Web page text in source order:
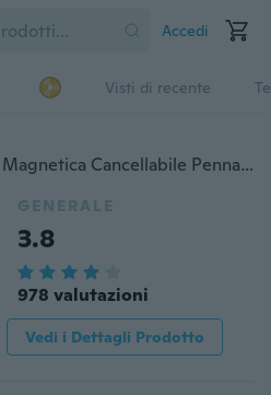
Accedi
Visti di recente
6 Pz/lotto Penna Lavagna Magnetica Cancellabile Pennarelli Lavagna Bianca Asciutta Magnete Incorporato Gomma Materiale Scolastico Ufficio Office
GENERALE
3.8
978 valutazioni
Vedi i Dettagli Prodotto